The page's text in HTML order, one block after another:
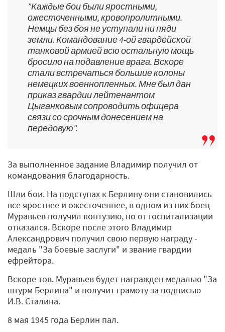
"Каждые бои были яростными,
ожесточенными, кровопролитными.
Немцы без боя не уступали ни пяди
земли. Командование 4-ой гвардейской
танковой армией всю остальную мощь
бросило на подавление врага. Вскоре
стали встречаться большие колоны
немецких военнопленных. Мне был дан
приказ гвардии лейтенантом
Цыганковым сопроводить офицера
связи со срочным донесением на
передовую".
За выполненное задание Владимир получил от
командования благодарность.
Шли бои. На подступах к Берлину они становились
все яростнее и ожесточеннее, в одном из них боец
Муравьев получил контузию, но от госпитализации
отказался. Вскоре после этого Владимир
Александрович получил свою первую награду -
медаль "За боевые заслуги" и звание гвардии
ефрейтора.
Вскоре тов. Муравьев будет награжден медалью "За
штурм Берлина" и получит грамоту за подписью
И.В. Сталина.
8 мая 1945 года Берлин пал.